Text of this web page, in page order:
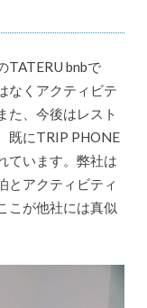
TATERU bnbで
なくアクティビテ
た、今後はレスト
既にTRIP PHONE
ています。弊社は
とアクティビティ
こが他社には真似